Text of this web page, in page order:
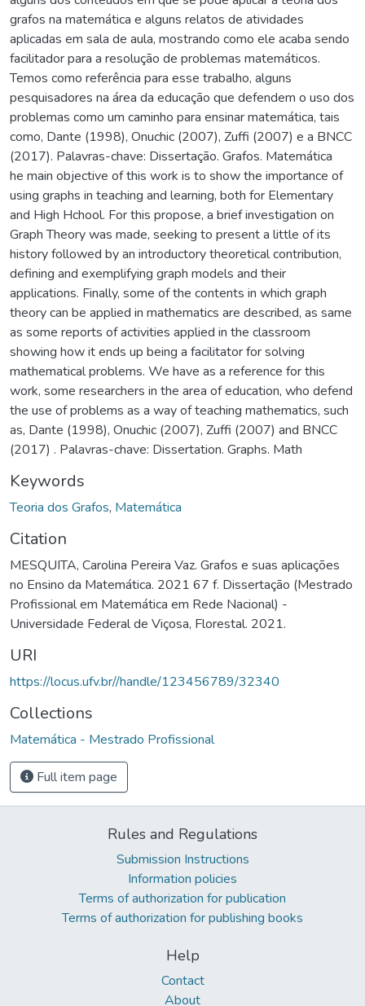
grafos na matemática e alguns relatos de atividades
aplicadas em sala de aula, mostrando como ele acaba sendo
facilitador para a resolução de problemas matemáticos.
Temos como referência para esse trabalho, alguns
pesquisadores na área da educação que defendem o uso dos
problemas como um caminho para ensinar matemática, tais
como, Dante (1998), Onuchic (2007), Zuffi (2007) e a BNCC
(2017). Palavras-chave: Dissertação. Grafos. Matemática
he main objective of this work is to show the importance of
using graphs in teaching and learning, both for Elementary
and High Hchool. For this propose, a brief investigation on
Graph Theory was made, seeking to present a little of its
history followed by an introductory theoretical contribution,
defining and exemplifying graph models and their
applications. Finally, some of the contents in which graph
theory can be applied in mathematics are described, as same
as some reports of activities applied in the classroom
showing how it ends up being a facilitator for solving
mathematical problems. We have as a reference for this
work, some researchers in the area of education, who defend
the use of problems as a way of teaching mathematics, such
as, Dante (1998), Onuchic (2007), Zuffi (2007) and BNCC
(2017) . Palavras-chave: Dissertation. Graphs. Math
Keywords
Teoria dos Grafos, Matemática
Citation
MESQUITA, Carolina Pereira Vaz. Grafos e suas aplicações
no Ensino da Matemática. 2021 67 f. Dissertação (Mestrado
Profissional em Matemática em Rede Nacional) -
Universidade Federal de Viçosa, Florestal. 2021.
URI
https://locus.ufv.br//handle/123456789/32340
Collections
Matemática - Mestrado Profissional
Full item page
Rules and Regulations
Submission Instructions
Information policies
Terms of authorization for publication
Terms of authorization for publishing books
Help
Contact
About